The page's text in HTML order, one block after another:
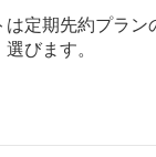
定期先約プラン
びます。